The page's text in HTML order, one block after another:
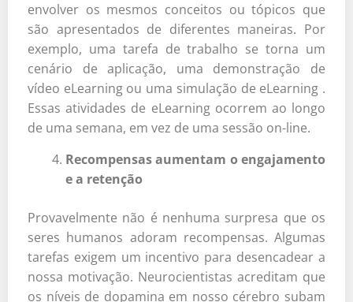
envolver os mesmos conceitos ou tópicos que
são apresentados de diferentes maneiras. Por
exemplo, uma tarefa de trabalho se torna um
cenário de aplicação, uma demonstração de
vídeo eLearning ou uma simulação de eLearning .
Essas atividades de eLearning ocorrem ao longo
de uma semana, em vez de uma sessão on-line.
Recompensas aumentam o engajamento
e a retenção
Provavelmente não é nenhuma surpresa que os
seres humanos adoram recompensas. Algumas
tarefas exigem um incentivo para desencadear a
nossa motivação. Neurocientistas acreditam que
os níveis de dopamina em nosso cérebro subam